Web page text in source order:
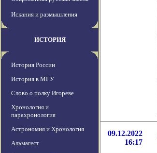
Искания и размышления
ИСТОРИЯ
История России
История в МГУ
Слово о полку Игореве
Хронология и
парахронология
Астрономия и Хронология
Альмагест
09.12.2022
16:17